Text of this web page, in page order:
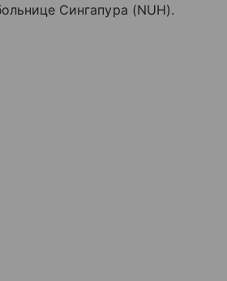
Сингапура (NUH).